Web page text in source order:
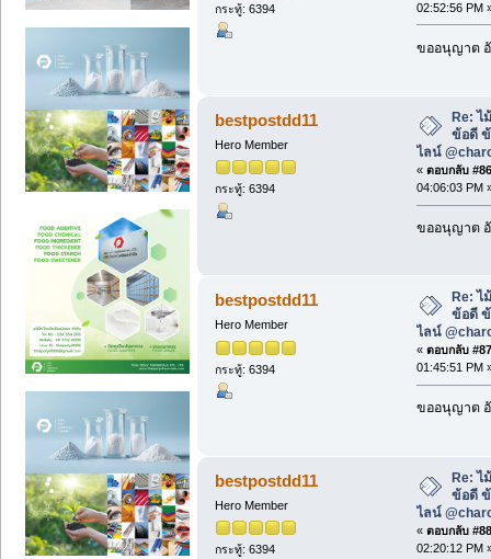
กระทู้: 6394
02:52:56 PM
ขออนุญาต
bestpostdd11
Hero Member
กระทู้: 6394
Re: ไ
ข้อดี
ไลน์
« ตอบกลับ
04:06:03 PM
ขออนุญาต
bestpostdd11
Hero Member
กระทู้: 6394
Re: ไ
ข้อดี
ไลน์
« ตอบกลับ
01:45:51 PM
ขออนุญาต
bestpostdd11
Hero Member
กระทู้: 6394
Re: ไ
ข้อดี
ไลน์
« ตอบกลับ
02:20:12 PM